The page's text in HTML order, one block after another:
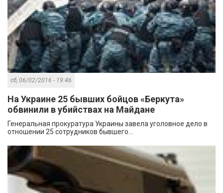
сб, 06/02/2016 - 19:46
На Украине 25 бывших бойцов «Беркута»
обвинили в убийствах на Майдане
Генеральная прокуратура Украины завела уголовное дело в
отношении 25 сотрудников бывшего...